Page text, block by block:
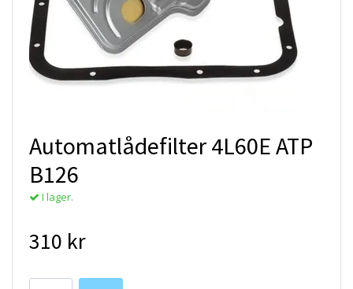
Automatlådefilter 4L60E ATP
B126
I lager.
310 kr